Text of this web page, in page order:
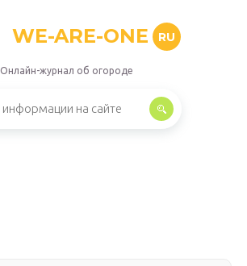
WE-ARE-ONE RU
Онлайн-журнал об огороде